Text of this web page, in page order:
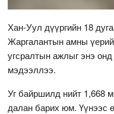
Хан-Уул дүүргийн 18
Жаргалантын амны
угсралтын ажлыг энэ
мэдээллээ.
Уг байршилд нийт 1,668
далан барих юм. Үүнээс